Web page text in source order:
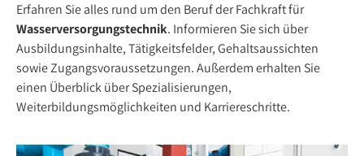
Erfahren Sie alles rund um den Beruf der Fachkraft für
Wasserversorgungstechnik. Informieren Sie sich über
Ausbildungsinhalte, Tätigkeitsfelder, Gehaltsaussichten
sowie Zugangsvoraussetzungen. Außerdem erhalten Sie
einen Überblick über Spezialisierungen,
Weiterbildungsmöglichkeiten und Karriereschritte.